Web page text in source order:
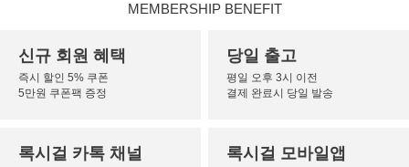
MEMBERSHIP BENEFIT
신규 회원 혜택
즉시 할인 5% 쿠폰
5만원 쿠폰팩 증정
당일 출고
평일 오후 3시 이전
결제 완료시 당일 발송
록시걸 카톡 채널 록시걸 모바일앱